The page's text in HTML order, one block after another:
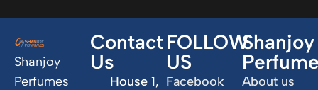
Shanjoy
Perfumes
Contact
Us
House 1,
FOLLOW
US
Facebook
Shanjoy
About us